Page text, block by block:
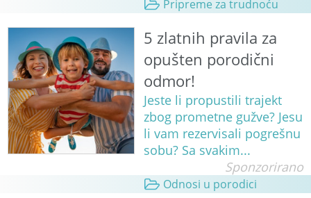
Pripreme za trudnoću
5 zlatnih pravila za
opušten porodični
odmor!
Jeste li propustili trajekt
zbog prometne gužve? Jesu
li vam rezervisali pogrešnu
sobu? Sa svakim...
Sponzorirano
Odnosi u porodici